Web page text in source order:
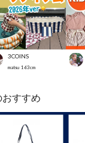
3COINS
matsu 163cm
すすめ